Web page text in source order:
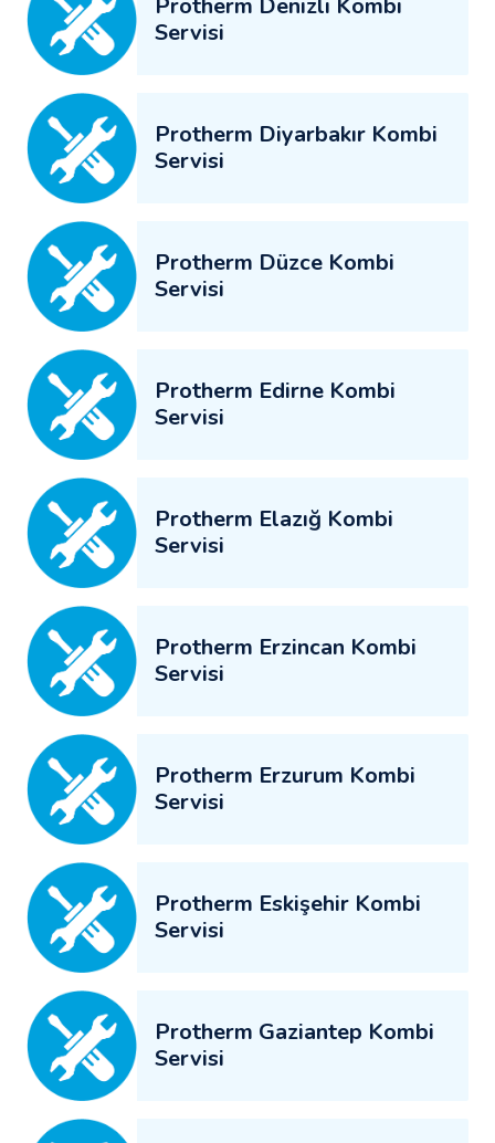
Servisi
Protherm Diyarbakır Kombi
Servisi
Protherm Düzce Kombi
Servisi
Protherm Edirne Kombi
Servisi
Protherm Elazığ Kombi
Servisi
Protherm Erzincan Kombi
Servisi
Protherm Erzurum Kombi
Servisi
Protherm Eskişehir Kombi
Servisi
Protherm Gaziantep Kombi
Servisi